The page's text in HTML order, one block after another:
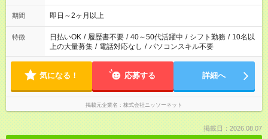
期間 即日～2ヶ月以上
特徴 日払いOK / 履歴書不要 / 40～50代活躍中 / シフト勤務 / 10名以
上の大量募集 / 電話対応なし / パソコンスキル不要
気になる！ 応募する 詳細へ
掲載元企業名 株式会社ニッソーネット
掲載日：2026.08.07